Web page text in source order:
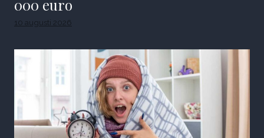
000 euro
10 augusti 2026